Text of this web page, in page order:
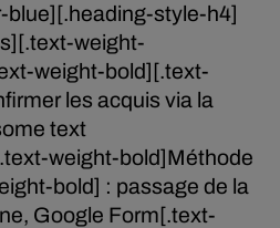
blue][.heading-style-h4]
weight-
weight-bold][.text-
les acquis via la
text
weight-bold]Méthode
bold] : passage de la
Google Form[.text-